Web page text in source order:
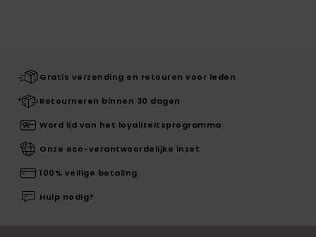
Gratis verzending en retouren voor leden
Retourneren binnen 30 dagen
Word lid van het loyaliteitsprogramma
Onze eco-verantwoordelijke inzet
100% veilige betaling
Hulp nodig?